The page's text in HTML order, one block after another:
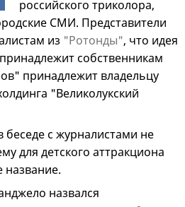
российского триколора,
СМИ. Представители
из "Ротонды", что идея
собственникам
принадлежит владельцу
"Великолукский
беседе с журналистами не
для детского аттракциона
название.
назвался